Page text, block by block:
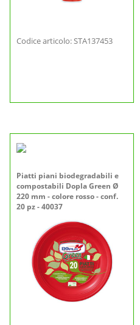
Codice articolo: STA137453
Piatti piani biodegradabili e
compostabili Dopla Green Ø
220 mm - colore rosso - conf.
20 pz - 40037